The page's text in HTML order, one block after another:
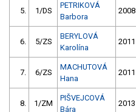
5. 1/DS
PETRIKOVÁ
Barbora
2008
6. 5/ZS
BERYLOVÁ
Karolína
2011
7. 6/ZS
MACHUTOVÁ
Hana
2011
8. 1/ZM
PIŠVEJCOVÁ
Bára
2013